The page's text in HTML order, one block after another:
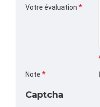
Votre évaluation
Note
Captcha